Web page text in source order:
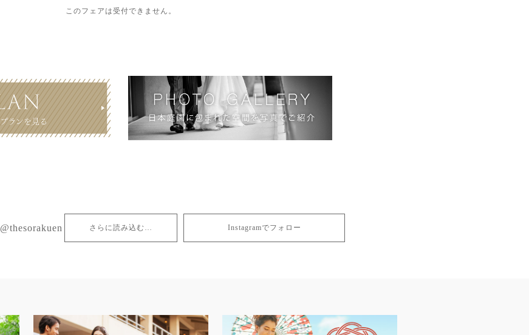
このフェアは受付できません。
@thesorakuen さらに読み込む… Instagramでフォロー